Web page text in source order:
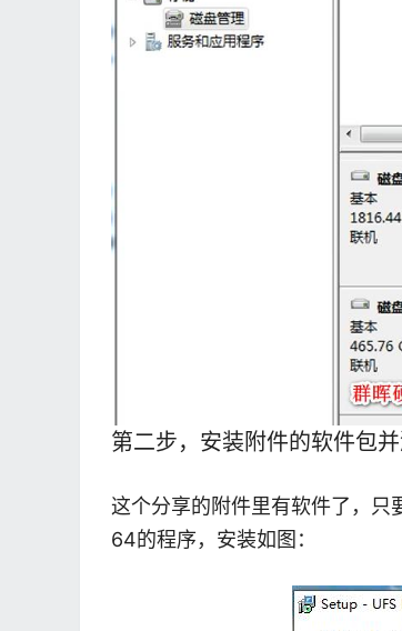
第二步，安装附件的软件包
这个分享的附件里有软件了，
64的程序，安装如图：